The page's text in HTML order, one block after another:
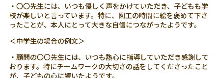
・〇〇先生には、いつも優しく声をかけていただき、子どもも学
校が楽しいと言っています。特に、図工の時間に絵を褒めて下さ
ったことが、本人にとって大きな自信につながったようです。
＜中学生の場合の例文＞
・顧問の〇〇先生には、いつも熱心に指導していただき感謝して
おります。特にチームワークの大切さの話をしてくださったこと
が、子どもの心に響いたようです。